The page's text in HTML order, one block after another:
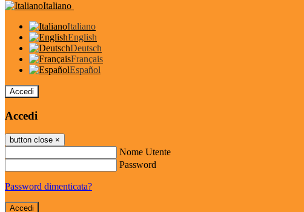
Italiano
Italiano
English
Deutsch
Français
Español
Accedi
Accedi
button close ×
Nome Utente
Password
Password dimenticata?